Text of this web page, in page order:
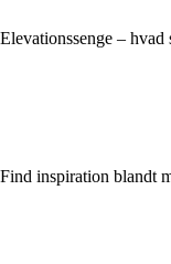
Elevationssenge –
Find inspiration blandt